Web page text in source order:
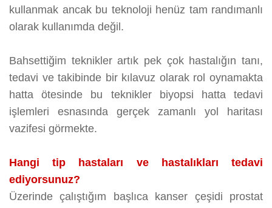
kullanmak ancak bu teknoloji henüz tam randımanlı
olarak kullanımda değil.
Bahsettiğim teknikler artık pek çok hastalığın tanı,
tedavi ve takibinde bir kılavuz olarak rol oynamakta
hatta ötesinde bu teknikler biyopsi hatta tedavi
işlemleri esnasında gerçek zamanlı yol haritası
vazifesi görmekte.
Hangi tip hastaları ve hastalıkları tedavi
ediyorsunuz?
Üzerinde çalıştığım başlıca kanser çeşidi prostat